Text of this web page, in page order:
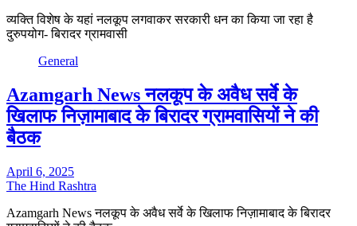
व्यक्ति विशेष के यहां नलकूप लगवाकर सरकारी धन का किया जा रहा है
दुरुपयोग- बिरादर ग्रामवासी
General
Azamgarh News नलकूप के अवैध सर्वे के
खिलाफ निज़ामाबाद के बिरादर ग्रामवासियों ने की
बैठक
April 6, 2025
The Hind Rashtra
Azamgarh News नलकूप के अवैध सर्वे के खिलाफ निज़ामाबाद के बिरादर